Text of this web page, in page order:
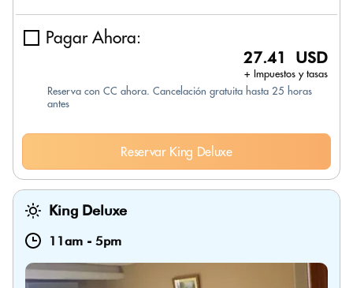
Pagar Ahora:
27.41 USD
+ Impuestos y tasas
Reserva con CC ahora. Cancelación gratuita hasta 25 horas
antes
Reservar King Deluxe
King Deluxe
11am - 5pm